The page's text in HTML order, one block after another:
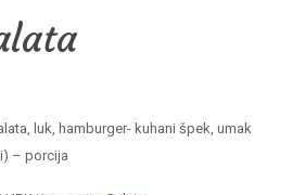
luk, hamburger- kuhani špek, umak
– porcija